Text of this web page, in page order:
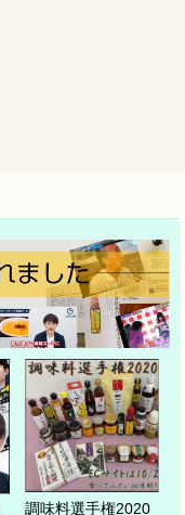
調味料選手権2020